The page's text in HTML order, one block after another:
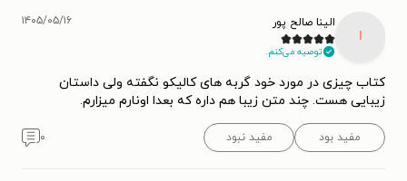
ا
الینا صالح پور
توصیه می‌کنم.
۱۴۰۵/۰۵/۱۶
کتاب چیزی در مورد خود گربه‌ های کالیکو نگفته ولی داستان
زیبایی هست. چند متن زیبا هم داره که بعدا اونارم میزارم.
مفید بود مفید نبود ۰